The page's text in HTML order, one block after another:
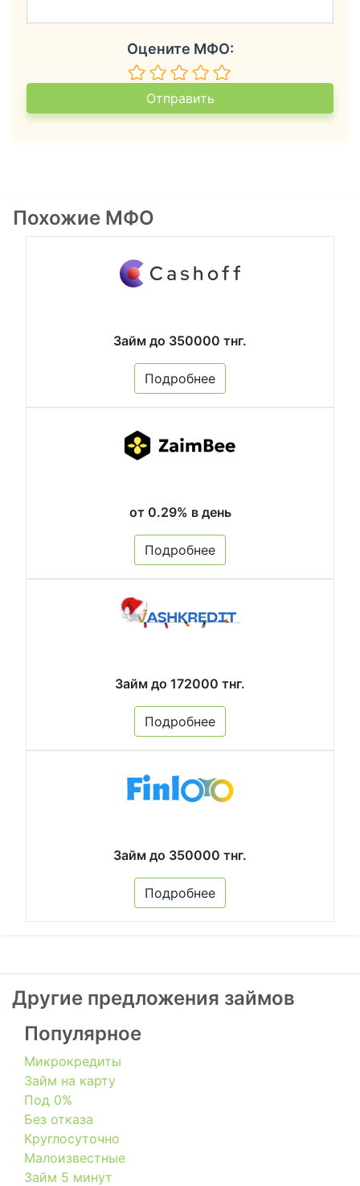
Оцените МФО:
Похожие МФО
Займ до 350000 тнг.
Подробнее
от 0.29% в день
Подробнее
Займ до 172000 тнг.
Подробнее
Займ до 350000 тнг.
Подробнее
Другие предложения займов
Популярное
Микрокредиты
Займ на карту
Под 0%
Без отказа
Круглосуточно
Малоизвестные
Займ 5 минут